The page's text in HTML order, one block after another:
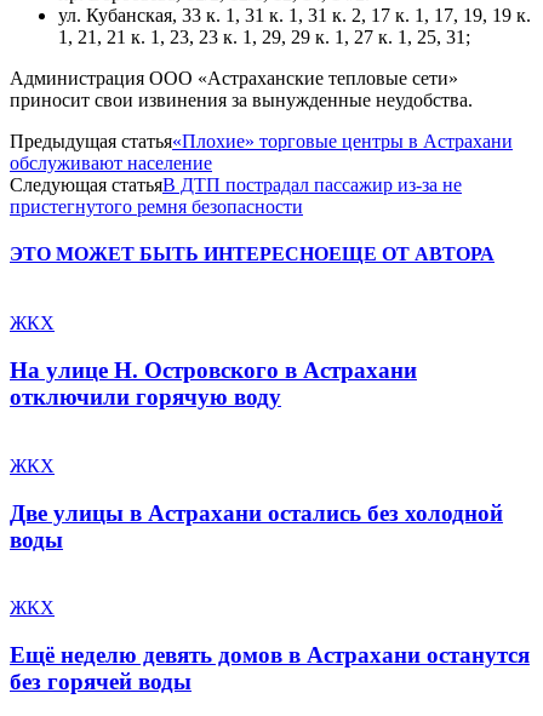
ул. Кубанская, 33 к. 1, 31 к. 1, 31 к. 2, 17 к. 1, 17, 19, 19 к.
1, 21, 21 к. 1, 23, 23 к. 1, 29, 29 к. 1, 27 к. 1, 25, 31;
Администрация ООО «Астраханские тепловые сети»
приносит свои извинения за вынужденные неудобства.
Предыдущая статья«Плохие» торговые центры в Астрахани
обслуживают население
Следующая статьяВ ДТП пострадал пассажир из-за не
пристегнутого ремня безопасности
ЭТО МОЖЕТ БЫТЬ ИНТЕРЕСНОЕЩЕ ОТ АВТОРА
ЖКХ
На улице Н. Островского в Астрахани
отключили горячую воду
ЖКХ
Две улицы в Астрахани остались без холодной
воды
ЖКХ
Ещё неделю девять домов в Астрахани останутся
без горячей воды